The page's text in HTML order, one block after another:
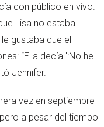
con público en vivo.
Lisa no estaba
gustaba que el
“Ella decía '¡No he
Jennifer.
vez en septiembre
a pesar del tiempo